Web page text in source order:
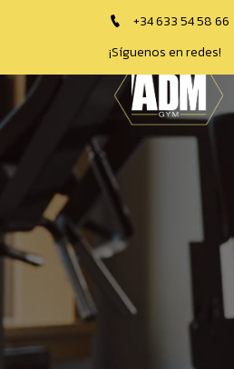
‪+34 633 54 58 66‬
¡Síguenos en redes!